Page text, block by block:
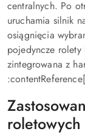
centralnych. Po
uruchamia silnik
osiągnięcia
pojedyncze
zintegrowana z
roletowych